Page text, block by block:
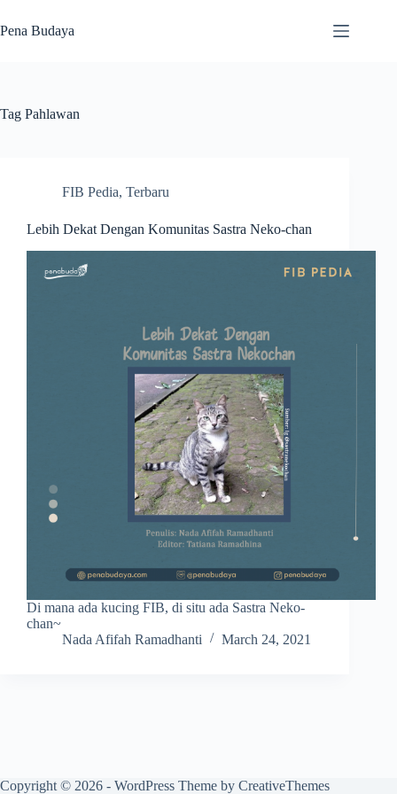
to
content
Pena Budaya
Tag Pahlawan
FIB Pedia, Terbaru
Lebih Dekat Dengan Komunitas Sastra Neko-chan
Di mana ada kucing FIB, di situ ada Sastra Neko-
chan~
Nada Afifah Ramadhanti
March 24, 2021
Copyright © 2026 - WordPress Theme by CreativeThemes